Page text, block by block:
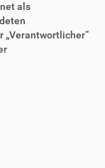
als
„Verantwortlicher“